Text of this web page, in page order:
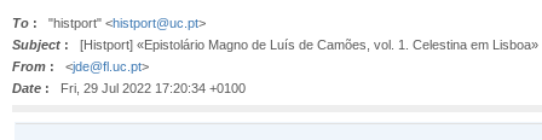
To : "histport" <histport@uc.pt>
Subject : [Histport] «Epistolário Magno de Luís de Camões, vol. 1. Celestina em Lisboa»
From : <jde@fl.uc.pt>
Date : Fri, 29 Jul 2022 17:20:34 +0100